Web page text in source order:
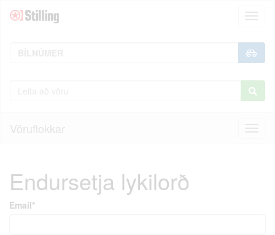
Vöruflokkar
Endursetja lykilorð
Email*